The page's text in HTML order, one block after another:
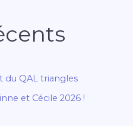
QAL triangles
et Cécile 2026 !